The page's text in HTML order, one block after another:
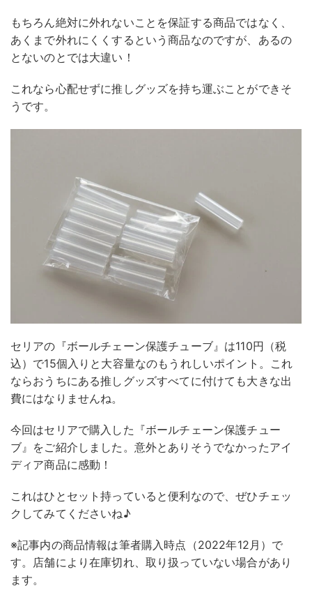
もちろん絶対に外れないことを保証する商品ではなく、
あくまで外れにくくするという商品なのですが、あるの
とないのとでは大違い！
これなら心配せずに推しグッズを持ち運ぶことができそ
うです。
セリアの『ボールチェーン保護チューブ』は110円（税
込）で15個入りと大容量なのもうれしいポイント。これ
ならおうちにある推しグッズすべてに付けても大きな出
費にはなりませんね。
今回はセリアで購入した『ボールチェーン保護チュー
ブ』をご紹介しました。意外とありそうでなかったアイ
ディア商品に感動！
これはひとセット持っていると便利なので、ぜひチェッ
クしてみてくださいね♪
※記事内の商品情報は筆者購入時点（2022年12月）で
す。店舗により在庫切れ、取り扱っていない場合があり
ます。